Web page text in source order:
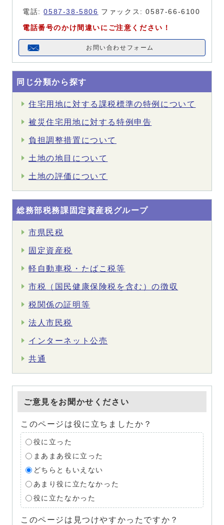
電話:0587-38-5806 ファックス: 0587-66-6100
電話番号のかけ間違いにご注意ください！
お問い合わせフォーム
同じ分類から探す
住宅用地に対する課税標準の特例について
被災住宅用地に対する特例申告
負担調整措置について
土地の地目について
土地の評価について
総務部税務課固定資産税グループ
市県民税
固定資産税
軽自動車税・たばこ税等
市税（国民健康保険税を含む）の徴収
税関係の証明等
法人市民税
インターネット公売
共通
ご意見をお聞かせください
このページは役に立ちましたか？
役に立った
まあまあ役に立った
どちらともいえない
あまり役に立たなかった
役に立たなかった
このページは見つけやすかったですか？